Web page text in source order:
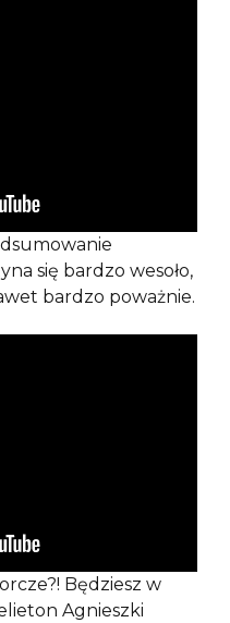
się bardzo wesoło,
bardzo poważnie.
Będziesz w
Agnieszki